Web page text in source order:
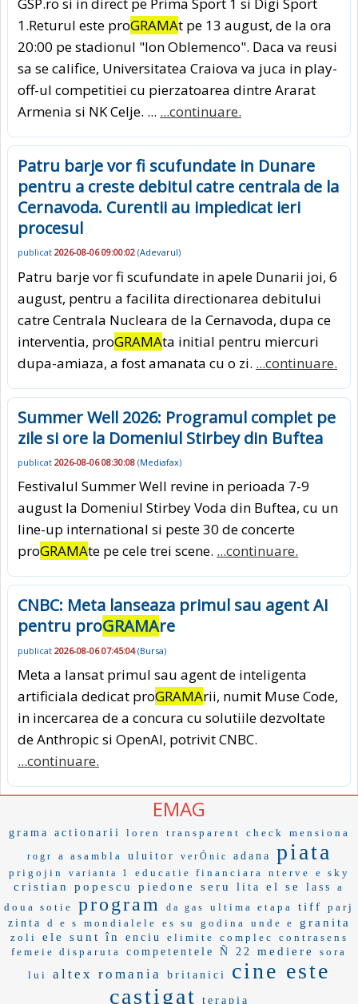
1.Returul este proGRAMAt pe 13 august, de la ora
20:00 pe stadionul "Ion Oblemenco". Daca va reusi
sa se califice, Universitatea Craiova va juca in play-
off-ul competitiei cu pierzatoarea dintre Ararat
Armenia si NK Celje. ... ...continuare.
Patru barje vor fi scufundate in Dunare
pentru a creste debitul catre centrala de la
Cernavoda. Curentii au impiedicat ieri
procesul
publicat 2026-08-06 09:00:02 (Adevarul)
Patru barje vor fi scufundate in apele Dunarii joi, 6
august, pentru a facilita directionarea debitului
catre Centrala Nucleara de la Cernavoda, dupa ce
interventia, proGRAMAta initial pentru miercuri
dupa-amiaza, a fost amanata cu o zi. ...continuare.
Summer Well 2026: Programul complet pe
zile si ore la Domeniul Stirbey din Buftea
publicat 2026-08-06 08:30:08 (Mediafax)
Festivalul Summer Well revine in perioada 7-9
august la Domeniul Stirbey Voda din Buftea, cu un
line-up international si peste 30 de concerte
proGRAMAte pe cele trei scene. ...continuare.
CNBC: Meta lanseaza primul sau agent AI
pentru proGRAMAre
publicat 2026-08-06 07:45:04(Bursa)
Meta a lansat primul sau agent de inteligenta
artificiala dedicat proGRAMArii, numit Muse Code,
in incercarea de a concura cu solutiile dezvoltate
de Anthropic si OpenAI, potrivit CNBC.
...continuare.
EMAG
grama actionarii loren transparent check mensiona
rogr a asambla uluitor verÓnic adana piata
prigojin varianta 1 educatie financiara nterve e sky
cristian popescu piedone seru lita el se lass
a
doua sotie
program da gas ultima etapa tiff
parj
zinta
d e s mondialele es su godina unde e granita
zoli ele sunt în enciu elimite complec
contrasens
femeie disparuta
competentele Ñ 22 mediere
sora
lui
altex romania britanici
cine este
castigat
terapia